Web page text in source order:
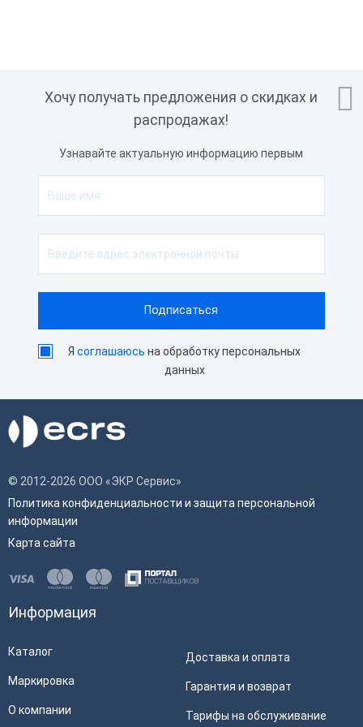

Хочу получать предложения о скидках и
распродажах!
Узнавайте актуальную информацию первым
Ясоглашаюсь на обработку персональных
данных
© 2012-2026 ООО «ЭКР Сервис»
Политика конфиденциальности и защита персональной
информации
Карта сайта
Информация
Каталог
Маркировка
О компании
Доставка и оплата
Гарантия и возврат
Тарифы на обслуживание